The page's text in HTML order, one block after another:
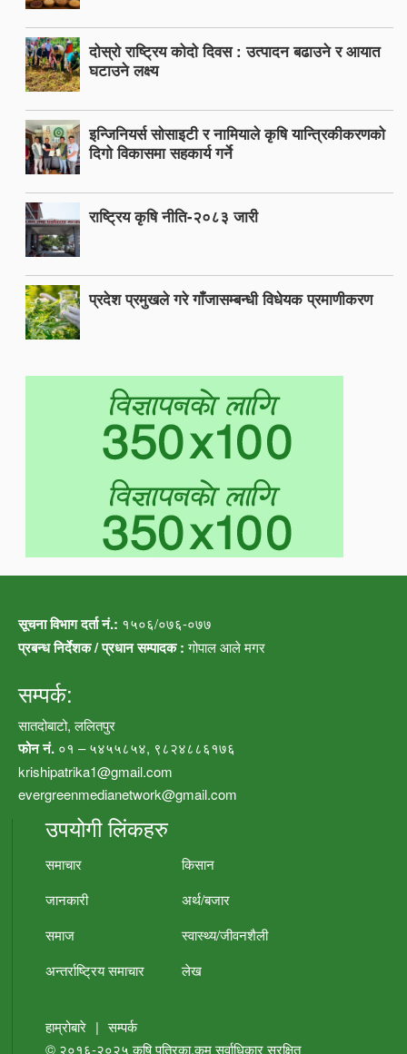
दोस्रो राष्ट्रिय कोदो दिवस : उत्पादन बढाउने र आयात
घटाउने लक्ष्य
इन्जिनियर्स सोसाइटी र नामियाले कृषि यान्त्रिकीकरणको
दिगो विकासमा सहकार्य गर्ने
राष्ट्रिय कृषि नीति-२०८३ जारी
प्रदेश प्रमुखले गरे गाँजासम्बन्धी विधेयक प्रमाणीकरण
सूचना विभाग दर्ता नं.: १५०६/०७६-०७७
प्रबन्ध निर्देशक / प्रधान सम्पादक :गोपाल आले मगर
सम्पर्क:
सातदोबाटो, ललितपुर
फोन नं. ०१ – ५४५५८५४, ९८२४८८६१७६
krishipatrika1@gmail.com
evergreenmedianetwork@gmail.com
उपयोगी लिंकहरु
समाचार
किसान
जानकारी
अर्थ/बजार
समाज
स्वास्थ्य/जीवनशैली
अन्तर्राष्ट्रिय समाचार
लेख
हाम्रोबारे | सम्पर्क
© २०१६-२०२५कृषि पत्रिका.कमसर्वाधिकार सुरक्षित